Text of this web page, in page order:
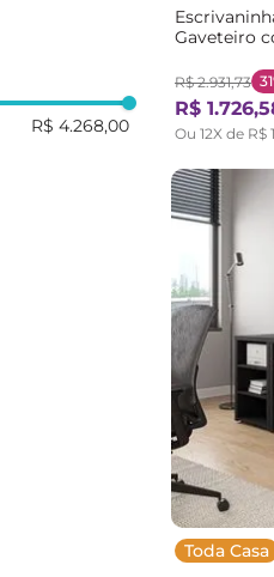
R$ 4.268,00
Gaveteiro
R$ 2.931,73
R$ 1.726,
Ou 12X de R$
Toda Casa